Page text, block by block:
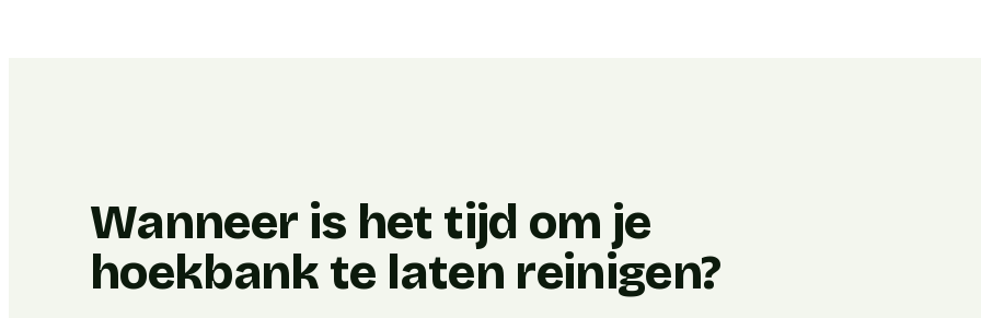
Wanneer is het tijd om je
hoekbank te laten reinigen?